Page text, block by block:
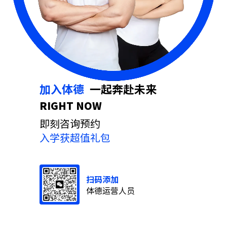
加入体德 ⼀起奔赴未来
RIGHT NOW
即刻咨询预约
入学获超值礼包
扫码添加
体德运营人员